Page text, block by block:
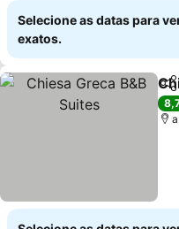
Selecione as datas para
exatos.